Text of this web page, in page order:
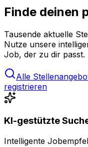
Finde deinen
Tausende aktuelle
Nutze unsere
Job, der zu dir passt.
Alle
registrieren
KI-gestützte
Intelligente